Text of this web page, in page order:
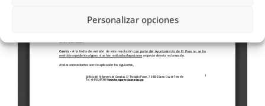
Personalizar opciones